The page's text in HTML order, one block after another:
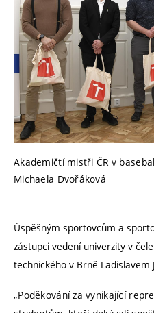
Akademičtí mistři ČR v
Michaela Dvořáková
Úspěšným sportovcům a
zástupci vedení univerzity v
technického v Brně Ladislavem
„Poděkování za vynikající